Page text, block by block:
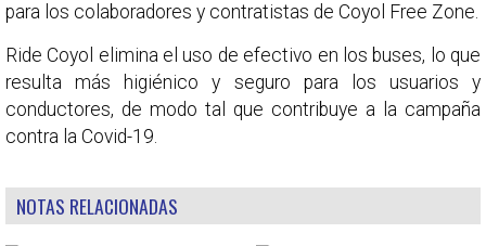
para los colaboradores y contratistas de Coyol Free Zone.
Ride Coyol elimina el uso de efectivo en los buses, lo que
resulta más higiénico y seguro para los usuarios y
conductores, de modo tal que contribuye a la campaña
contra la Covid-19.
NOTAS RELACIONADAS